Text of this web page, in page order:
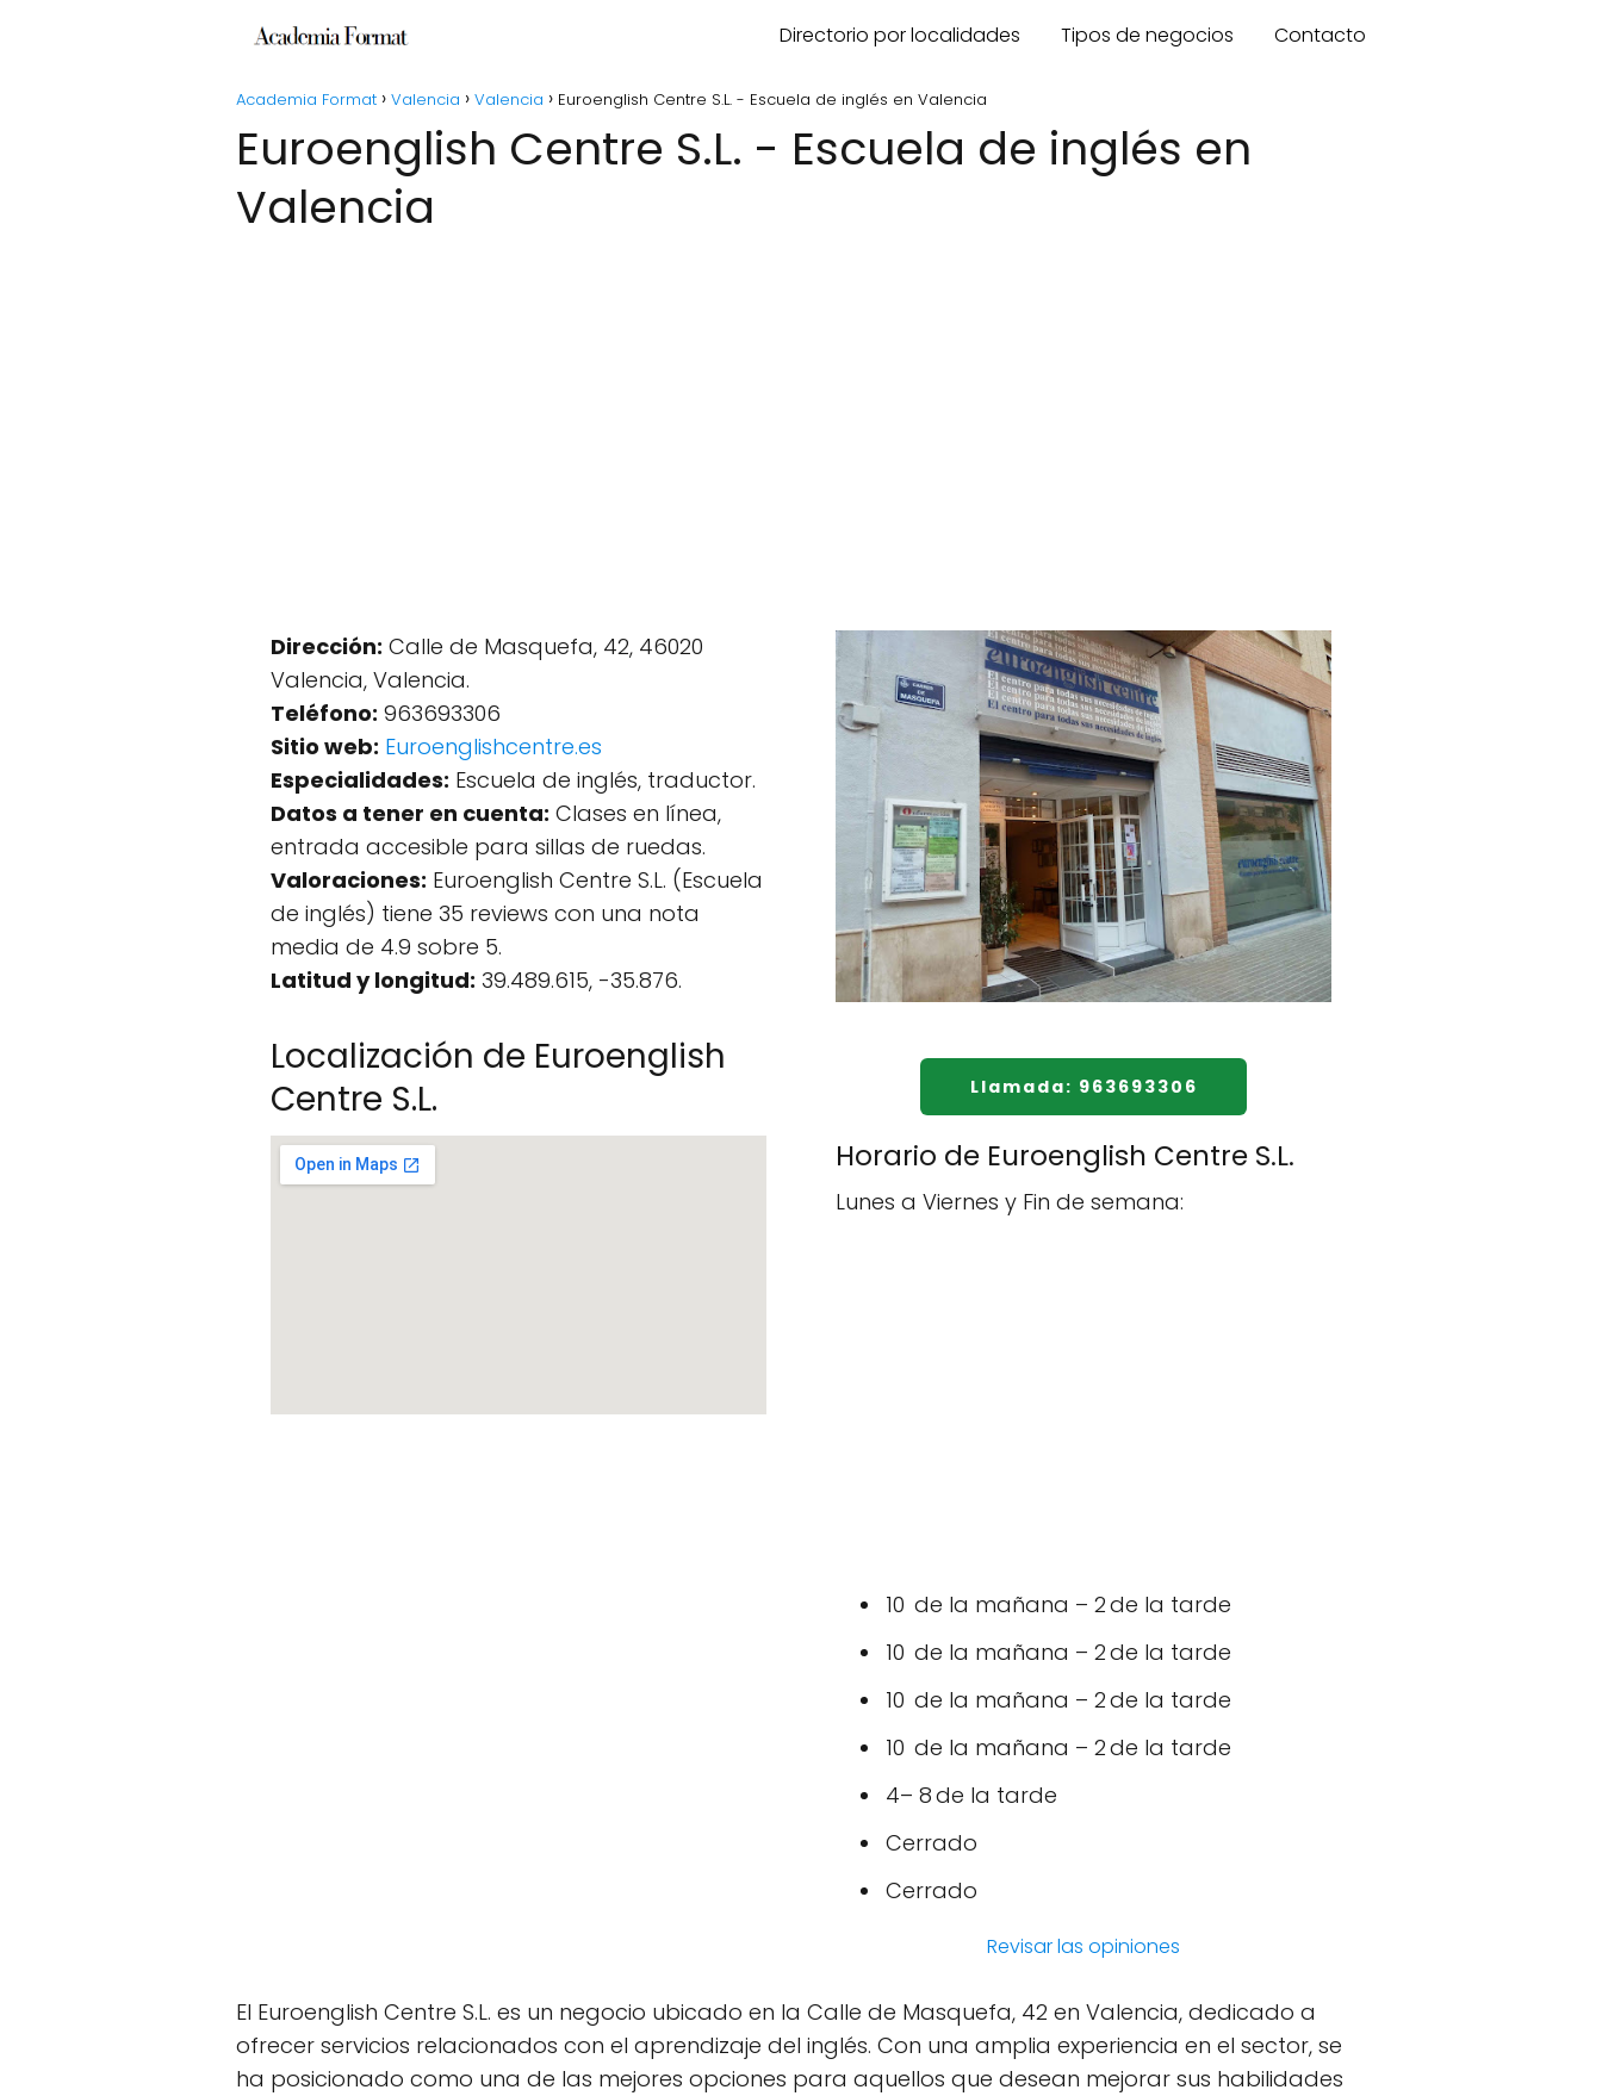
Directorio por localidades Tipos de negocios Contacto
Academia Format Valencia Valencia Euroenglish Centre S.L. - Escuela de inglés en Valencia
Euroenglish Centre S.L. - Escuela de inglés en
Valencia
Dirección: Calle de Masquefa, 42, 46020
Valencia, Valencia.
Teléfono: 963693306
Sitio web: Euroenglishcentre.es
Especialidades: Escuela de inglés, traductor.
Datos a tener en cuenta: Clases en línea,
entrada accesible para sillas de ruedas.
Valoraciones: Euroenglish Centre S.L. (Escuela
de inglés) tiene 35 reviews con una nota
media de 4.9 sobre 5.
Latitud y longitud: 39.489.615, -35.876.
Localización de Euroenglish
Centre S.L.
Llamada: 963693306
Horario de Euroenglish Centre S.L.
Lunes a Viernes y Fin de semana:
10 de la mañana – 2 de la tarde
10 de la mañana – 2 de la tarde
10 de la mañana – 2 de la tarde
10 de la mañana – 2 de la tarde
4– 8 de la tarde
Cerrado
Cerrado
Revisar las opiniones
El Euroenglish Centre S.L. es un negocio ubicado en la Calle de Masquefa, 42 en Valencia, dedicado a
ofrecer servicios relacionados con el aprendizaje del inglés. Con una amplia experiencia en el sector, se
ha posicionado como una de las mejores opciones para aquellos que desean mejorar sus habilidades